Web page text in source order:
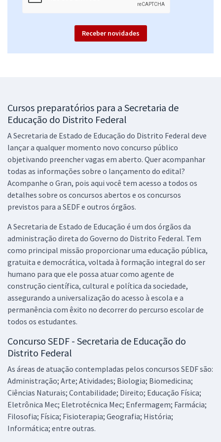
Economize R$ 97,98 (-20%)
R$ 423,84à vista
ou 12x deR$35,32
Comprar
SEDF - Secretaria de Educação do Distrito Federal (Efetivo) -
Conhecimentos Específicos para Professor de Educação Básica -
Pedagogia (Pré-edital)
R$ 231,92à vista
ou 12x deR$ 19,33
Economize R$ 57,98 (-20%)
SEDF - Secretaria de Educação do Distrito Federal (Efetivo) - Gestor
Em Políticas Públicas e Gestão Educacional - Tecnologia da
Informação (Módulo Especial) (Pré-edital)
Economize R$ 99,98 (-20%)
Comprar
Receber novidades
Cursos preparatórios para a Secretaria de
Educação do Distrito Federal
A Secretaria de Estado de Educação do Distrito Federal deve
lançar a qualquer momento novo concurso público
objetivando preencher vagas em aberto. Quer acompanhar
todas as informações sobre o lançamento do edital?
Acompanhe o Gran, pois aqui você tem acesso a todos os
detalhes sobre os concursos abertos e os concursos
previstos para a SEDF e outros órgãos.
A Secretaria de Estado de Educação é um dos órgãos da
administração direta do Governo do Distrito Federal. Tem
como principal missão proporcionar uma educação pública,
gratuita e democrática, voltada à formação integral do ser
humano para que ele possa atuar como agente de
construção científica, cultural e política da sociedade,
assegurando a universalização do acesso à escola e a
permanência com êxito no decorrer do percurso escolar de
todos os estudantes.
Concurso SEDF - Secretaria de Educação do
Distrito Federal
As áreas de atuação contempladas pelos concursos SEDF são:
Administração; Arte; Atividades; Biologia; Biomedicina;
Ciências Naturais; Contabilidade; Direito; Educação Física;
Eletrônica Mec; Eletrotécnica Mec; Enfermagem; Farmácia;
Filosofia; Física; Fisioterapia; Geografia; História;
Informática; entre outras.